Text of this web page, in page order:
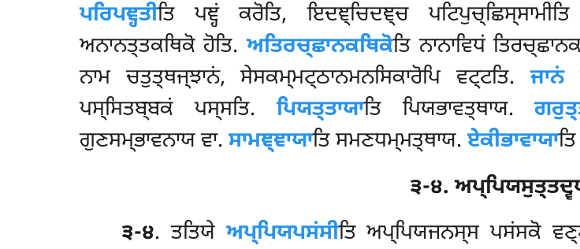
ਪਰਿਪਞ੍ਹਤੀਤਿ ਪਞ੍ਹਂ ਕਰੋਤਿ, ਇਦਞ੍ਚਿਦਞ੍ਚ
ਅਨਾਨਤ੍ਤਕਥਿਕੋ ਹੋਤਿ.ਅਤਿਰਚ੍ਛਾਨਕਥਿਕੋਤਿ ਨਾਨਾਵਿਧਂ
ਨਾਮ ਚਤੁਤ੍ਥਜ੍ਝਾਨਂ, ਸੇਸਕਮ੍ਮਟ੍ਠਾਨਮਨਸਿਕਾਰੋਪਿ ਵਟ੍ਟਤਿ.ਜਾਨਂ
ਪਸ੍ਸਿਤਬ੍ਬਕਂ ਪਸ੍ਸਤਿ.ਪਿਯਤ੍ਤਾਯਾਤਿਪਿਯਭਾਵਤ੍ਥਾਯ.
ਗੁਣਸਮ੍ਭਾਵਨਾਯ ਵਾ.ਸਾਮਞ੍ਞਾਯਾਤਿ ਸਮਣਧਮ੍ਮਤ੍ਥਾਯ.ਏਕੀਭਾਵਾਯਾ
੩-੪.
੩-੪. ਤਤਿਯੇਅਪ੍ਪਿਯਪਸਂਸੀਤਿ ਅਪ੍ਪਿਯਜਨਸ੍ਸ ਪਸਂਸਕੋ